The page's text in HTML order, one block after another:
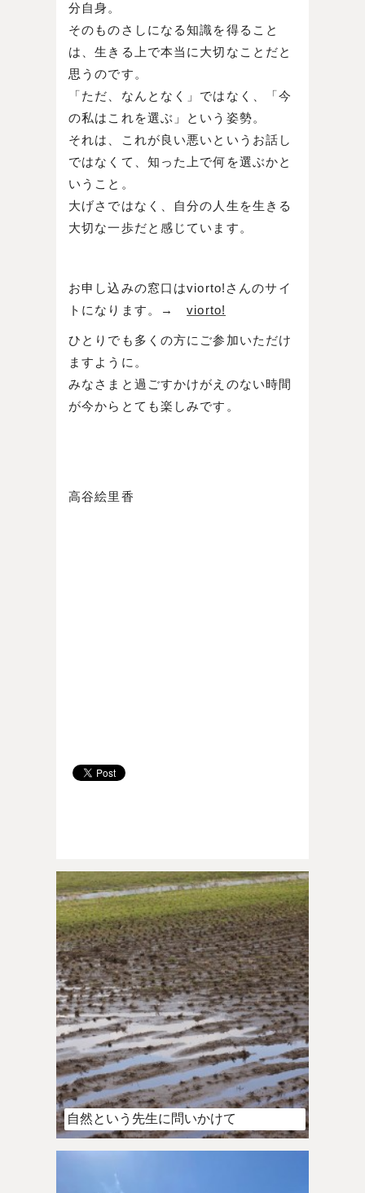
分自身。
そのものさしになる知識を得ること
は、生きる上で本当に大切なことだと
思うのです。
「ただ、なんとなく」ではなく、「今
の私はこれを選ぶ」という姿勢。
それは、これが良い悪いというお話し
ではなくて、知った上で何を選ぶかと
いうこと。
大げさではなく、自分の人生を生きる
大切な一歩だと感じています。
お申し込みの窓口はviorto!さんのサイ
トになります。→viorto!
ひとりでも多くの方にご参加いただけ
ますように。
みなさまと過ごすかけがえのない時間
が今からとても楽しみです。
高谷絵里香
自然という先生に問いかけて